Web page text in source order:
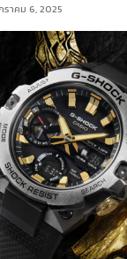
ราคม 6, 2025